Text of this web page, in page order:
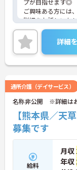
プが目指せます◎
ご興味ある方には
詳細をお話しいた
い！
詳細
通所介護（デイサービス）
名称非公開 ※詳細は
【熊本県／天
募集です
給料
月収
年収